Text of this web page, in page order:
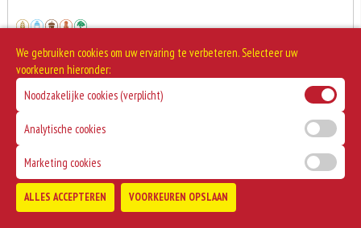
BERENKLAUW MET SATE
PIKANTO € 2.95
€ 0,00
We gebruiken cookies om uw ervaring te verbeteren. Selecteer uw
voorkeuren hieronder:
Noodzakelijke cookies (verplicht)
Analytische cookies
Marketing cookies
ALLES ACCEPTEREN VOORKEUREN OPSLAAN